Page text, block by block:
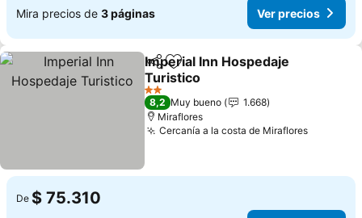
Mira precios de 3 páginas Ver precios
CompartirAgregar a favoritos
Imperial Inn Hospedaje
Turistico
2 Estrellas
8,2 Muy bueno
1.668
Miraflores
Cercanía a la costa de Miraflores
De $ 75.310